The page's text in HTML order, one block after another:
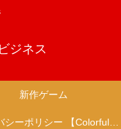
ジネス
新作ゲーム
プライバシーポリシー 【Colorful Creation】